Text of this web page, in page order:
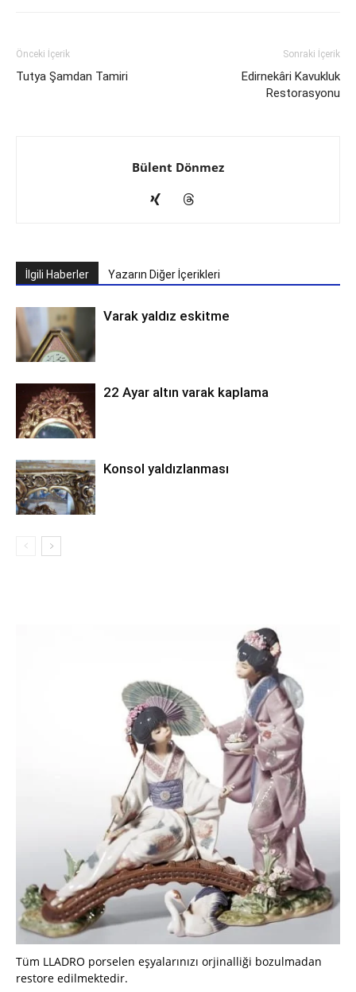
Önceki İçerik
Tutya Şamdan Tamiri
Sonraki İçerik
Edirnekâri Kavukluk
Restorasyonu
Bülent Dönmez
İlgili Haberler Yazarın Diğer İçerikleri
Varak yaldız eskitme
22 Ayar altın varak kaplama
Konsol yaldızlanması
Tüm LLADRO porselen eşyalarınızı orjinalliği bozulmadan
restore edilmektedir.